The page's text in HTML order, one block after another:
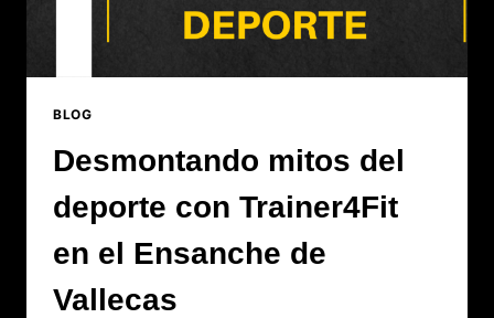
BLOG
Desmontando mitos del
deporte con Trainer4Fit
en el Ensanche de
Vallecas